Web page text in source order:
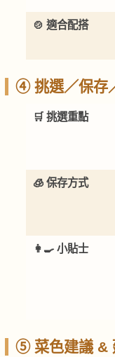
🍲 適合配搭
④ 挑選／保存
🛒 挑選重點
🧊 保存方式
👩‍🍳 小貼士
⑤ 菜色建議 &